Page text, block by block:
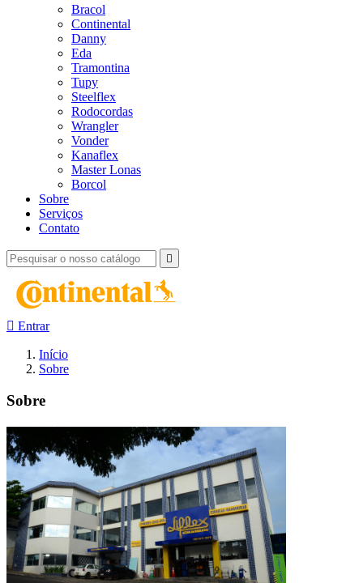
Bracol
Continental
Danny
Eda
Tramontina
Tupy
Steelflex
Rodocordas
Wrangler
Vonder
Kanaflex
Master Lonas
Borcol
Sobre
Serviços
Contato

 Entrar
Início
Sobre
Sobre